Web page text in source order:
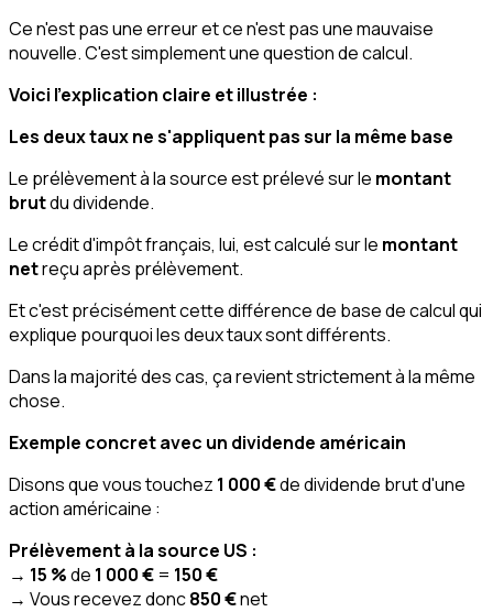
Ce n'est pas une erreur et ce n'est pas une mauvaise
nouvelle. C'est simplement une question de calcul.
Voici l'explication claire et illustrée :
Les deux taux ne s'appliquent pas sur la même base
Le prélèvement à la source est prélevé sur le montant
brutdu dividende.
Le crédit d'impôt français, lui, est calculé sur le montant
netreçu après prélèvement.
Et c'est précisément cette différence de base de calcul qui
explique pourquoi les deux taux sont différents.
Dans la majorité des cas, ça revient strictement à la même
chose.
Exemple concret avec un dividende américain
Disons que vous touchez 1 000 €de dividende brut d'une
action américaine :
Prélèvement à la source US :
→ 15 %de 1 000 € = 150 €
→ Vous recevez donc850 €net